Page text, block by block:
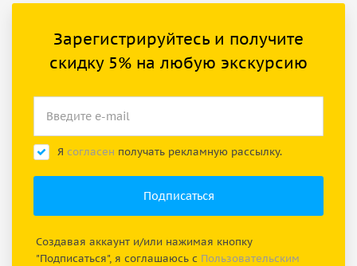
Зарегистрируйтесь и получите
скидку 5% на любую экскурсию
Я согласен получать рекламную рассылку.
Создавая аккаунт и/или нажимая кнопку
"Подписаться", я соглашаюсь с Пользовательским